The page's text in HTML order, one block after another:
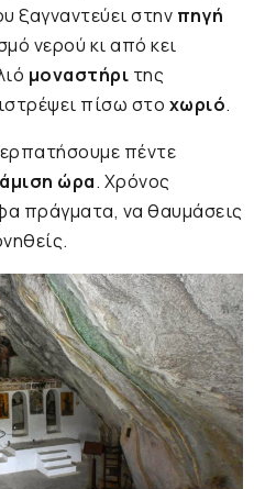
ξαγναντεύει στην πηγή
νερού κι από κει
μοναστήρι της
πίσω στο χωριό.
πέντε
ώρα. Χρόνος
πράγματα, να θαυμάσεις